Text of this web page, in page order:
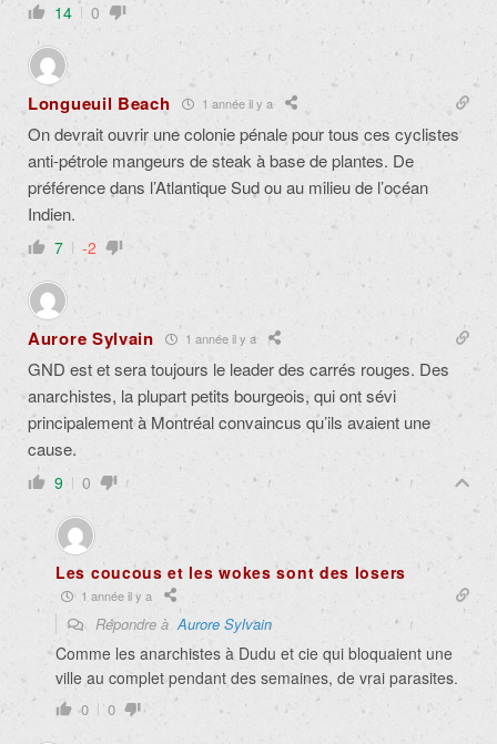
14 0
Longueuil Beach 1 année il y a
On devrait ouvrir une colonie pénale pour tous ces cyclistes
anti-pétrole mangeurs de steak à base de plantes. De
préférence dans l’Atlantique Sud ou au milieu de l’océan
Indien.
7 -2
Aurore Sylvain 1 année il y a
GND est et sera toujours le leader des carrés rouges. Des
anarchistes, la plupart petits bourgeois, qui ont sévi
principalement à Montréal convaincus qu’ils avaient une
cause.
9 0
Les coucous et les wokes sont des losers
1 année il y a
Répondre àAurore Sylvain
Comme les anarchistes à Dudu et cie qui bloquaient une
ville au complet pendant des semaines, de vrai parasites.
0 0